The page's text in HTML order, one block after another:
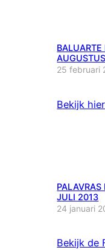
25 februari
Bekijk
PALAVRAS
JULI 2013
24 januari
Bekijk de